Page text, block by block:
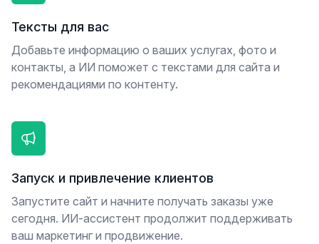
Тексты для вас
Добавьте информацию о ваших услугах, фото и
контакты, а ИИ поможет с текстами для сайта и
рекомендациями по контенту.
Запуск и привлечение клиентов
Запустите сайт и начните получать заказы уже
сегодня. ИИ-ассистент продолжит поддерживать
ваш маркетинг и продвижение.